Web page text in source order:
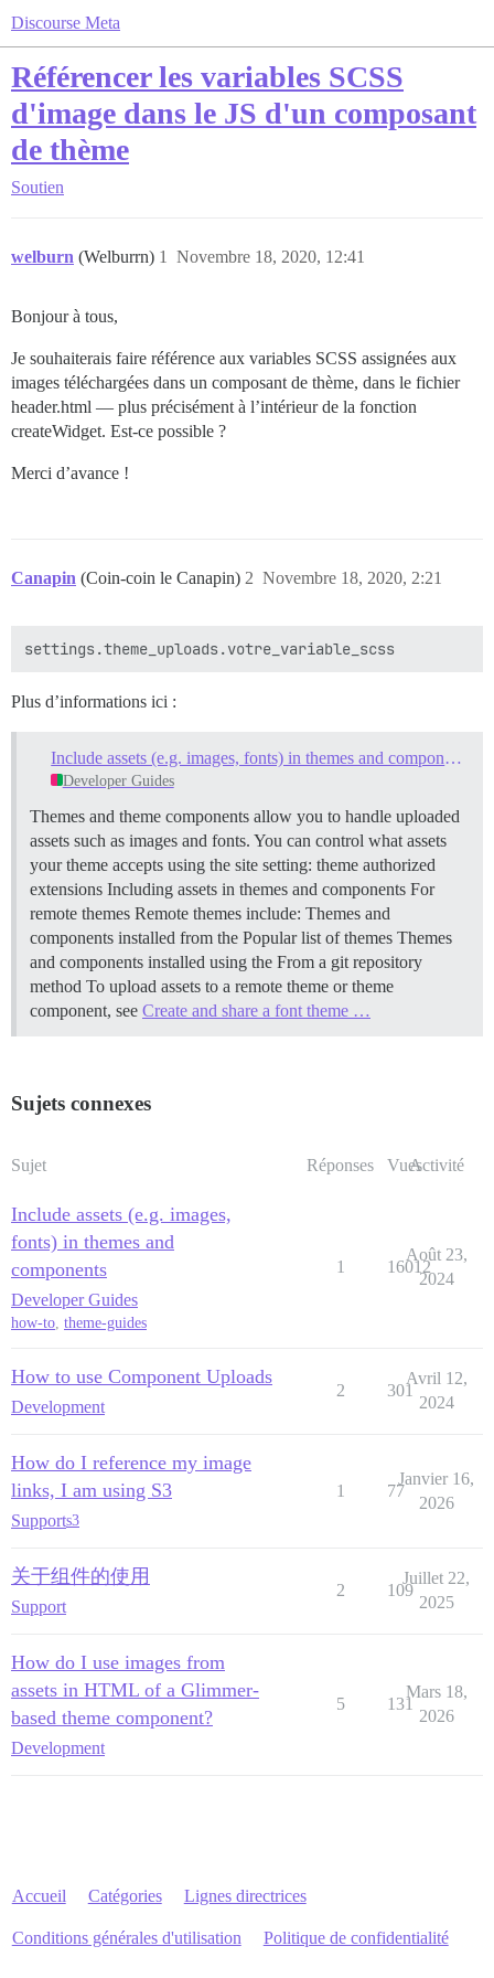
Discourse Meta
Référencer les variables SCSS
d'image dans le JS d'un composant
de thème
Soutien
welburn (Welburrn) Novembre 18, 2020, 12:41
1
Bonjour à tous,
Je souhaiterais faire référence aux variables SCSS assignées aux
images téléchargées dans un composant de thème, dans le fichier
header.html — plus précisément à l’intérieur de la fonction
createWidget. Est-ce possible ?
Merci d’avance !
Canapin (Coin-coin le Canapin) Novembre 18, 2020, 2:21
2
Plus d’informations ici :
Include assets (e.g. images, fonts) in themes and components
Developer Guides
Themes and theme components allow you to handle uploaded
assets such as images and fonts. You can control what assets
your theme accepts using the site setting: theme authorized
extensions Including assets in themes and components For
remote themes Remote themes include: Themes and
components installed from the Popular list of themes Themes
and components installed using the From a git repository
method To upload assets to a remote theme or theme
component, see Create and share a font theme …
Sujets connexes
Sujet Réponses VuesActivité
Include assets (e.g. images,
fonts) in themes and
components
Developer Guides
how-to theme-guides
1 16012
Août 23,
2024
How to use Component Uploads
Development
2 301
Avril 12,
2024
How do I reference my image
links, I am using S3
Supports3
1 77
Janvier 16,
2026
关于组件的使用
Support
2 109
Juillet 22,
2025
How do I use images from
assets in HTML of a Glimmer-
based theme component?
Development
5 131
Mars 18,
2026
Accueil Catégories Lignes directrices
Conditions générales d'utilisation Politique de confidentialité